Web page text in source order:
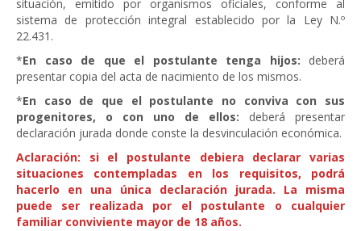
situación, emitido por organismos oficiales, conforme al
sistema de protección integral establecido por la Ley N.º
22.431.
*En caso de que el postulante tenga hijos: deberá
presentar copia del acta de nacimiento de los mismos.
*En caso de que el postulante no conviva con sus
progenitores, o con uno de ellos: deberá presentar
declaración jurada donde conste la desvinculación económica.
Aclaración: si el postulante debiera declarar varias
situaciones contempladas en los requisitos, podrá
hacerlo en una única declaración jurada. La misma
puede ser realizada por el postulante o cualquier
familiar conviviente mayor de 18 años.